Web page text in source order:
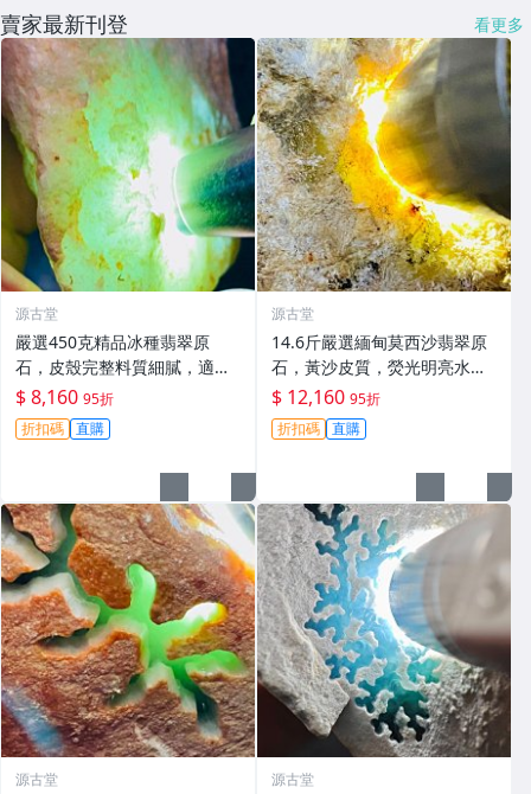
賣家最新刊登 看更多
源古堂
嚴選450克精品冰種翡翠原
石，皮殼完整料質細膩，適合
手鐲與掛件，天然A貨適合作
品雕刻。 冰種 翡翠 原石
$ 8,160 95折
折扣碼 直購
源古堂
14.6斤嚴選緬甸莫西沙翡翠原
石，黃沙皮質，熒光明亮水頭
佳，種水出色料子重，形體端
正，適合打造手鐲、掛件或精
品雕刻。未動原石，皮殼完整
$ 12,160 95折
折扣碼 直購
源古堂 源古堂